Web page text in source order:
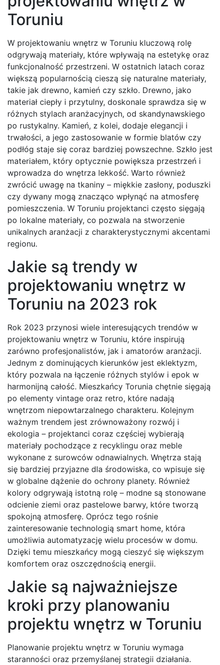
Toruniu
W projektowaniu wnętrz w Toruniu kluczową rolę
odgrywają materiały, które wpływają na estetykę oraz
funkcjonalność przestrzeni. W ostatnich latach coraz
większą popularnością cieszą się naturalne materiały,
takie jak drewno, kamień czy szkło. Drewno, jako
materiał ciepły i przytulny, doskonale sprawdza się w
różnych stylach aranżacyjnych, od skandynawskiego
po rustykalny. Kamień, z kolei, dodaje elegancji i
trwałości, a jego zastosowanie w formie blatów czy
podłóg staje się coraz bardziej powszechne. Szkło jest
materiałem, który optycznie powiększa przestrzeń i
wprowadza do wnętrza lekkość. Warto również
zwrócić uwagę na tkaniny – miękkie zasłony, poduszki
czy dywany mogą znacząco wpłynąć na atmosferę
pomieszczenia. W Toruniu projektanci często sięgają
po lokalne materiały, co pozwala na stworzenie
unikalnych aranżacji z charakterystycznymi akcentami
regionu.
Jakie są trendy w
projektowaniu wnętrz w
Toruniu na 2023 rok
Rok 2023 przynosi wiele interesujących trendów w
projektowaniu wnętrz w Toruniu, które inspirują
zarówno profesjonalistów, jak i amatorów aranżacji.
Jednym z dominujących kierunków jest eklektyzm,
który pozwala na łączenie różnych stylów i epok w
harmonijną całość. Mieszkańcy Torunia chętnie sięgają
po elementy vintage oraz retro, które nadają
wnętrzom niepowtarzalnego charakteru. Kolejnym
ważnym trendem jest zrównoważony rozwój i
ekologia – projektanci coraz częściej wybierają
materiały pochodzące z recyklingu oraz meble
wykonane z surowców odnawialnych. Wnętrza stają
się bardziej przyjazne dla środowiska, co wpisuje się
w globalne dążenie do ochrony planety. Również
kolory odgrywają istotną rolę – modne są stonowane
odcienie ziemi oraz pastelowe barwy, które tworzą
spokojną atmosferę. Oprócz tego rośnie
zainteresowanie technologią smart home, która
umożliwia automatyzację wielu procesów w domu.
Dzięki temu mieszkańcy mogą cieszyć się większym
komfortem oraz oszczędnością energii.
Jakie są najważniejsze
kroki przy planowaniu
projektu wnętrz w Toruniu
Planowanie projektu wnętrz w Toruniu wymaga
staranności oraz przemyślanej strategii działania.